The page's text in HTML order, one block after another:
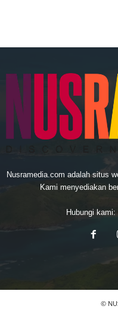
Nusramedia.com adalah situs
Kami menyediakan
Hubungi kami:
©